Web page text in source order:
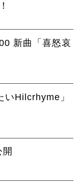
新曲「喜怒哀
いHilcrhyme」
開